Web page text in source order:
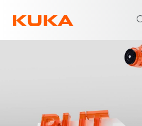
中文 / Chinese